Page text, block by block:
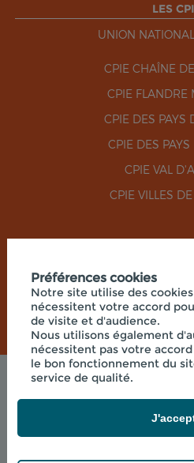
LES
UNION
CPIE CHAÎNE
CPIE FLANDRE
CPIE DES PAYS
CPIE DES PAYS
CPIE VAL
CPIE VILLES
Mentions
© 2026 - UNION
FRANCE - SIÈGE SOCIAL 33
COMPORTET, 02000
Préférences cookies
Notre site utilise des
nécessitent votre accord
de visite et d'audience.
Nous utilisons également
nécessitent pas votre
le bon fonctionnement du
service de qualité.